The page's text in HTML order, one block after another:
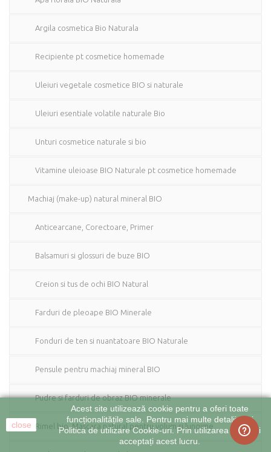
Argila cosmetica Bio Naturala
Recipiente pt cosmetice homemade
Uleiuri vegetale cosmetice BIO si naturale
Uleiuri esentiale volatile naturale Bio
Unturi cosmetice naturale si bio
Vitamine uleioase BIO Naturale pt cosmetice homemade
Machiaj (make-up) natural mineral BIO
Anticearcane, Corectoare, Primer
Balsamuri si glossuri de buze BIO
Creion si tus de ochi BIO Natural
Farduri de pleoape BIO Minerale
Fonduri de ten si nuantatoare BIO Naturale
Pensule pentru machiaj mineral BIO
Pudre si farduri de obraz BIO minerale
Rimel bio. Mascara natural pentru volum si lungime
close
Acest site utilizează cookie pentru a oferi toate
funcționalitățile sale. Pentru mai multe detalii citiți
Politica de utilizare Cookie-uri. Prin utilizarea site-ului
acceptați acest lucru.